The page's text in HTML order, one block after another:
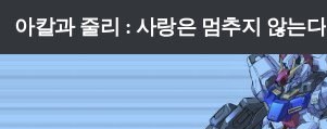
Skip to content
아칼과 줄리 : 사랑은 멈추지 않는다